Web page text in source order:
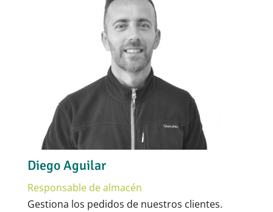
Diego Aguilar
Responsable de almacén
Gestiona los pedidos de nuestros clientes.